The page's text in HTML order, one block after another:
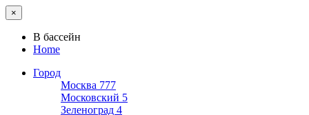
×
В бассейн
Home
Город
Москва 777
Московский 5
Зеленоград 4